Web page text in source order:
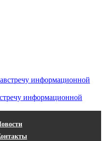
информационной